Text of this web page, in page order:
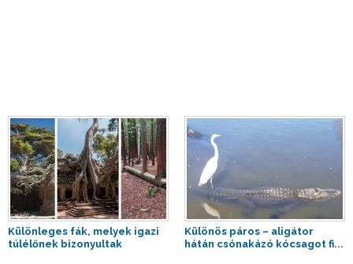
Különleges fák, melyek igazi
túlélőnek bizonyultak
Különös páros – aligátor
hátán csónakázó kócsagot fi...